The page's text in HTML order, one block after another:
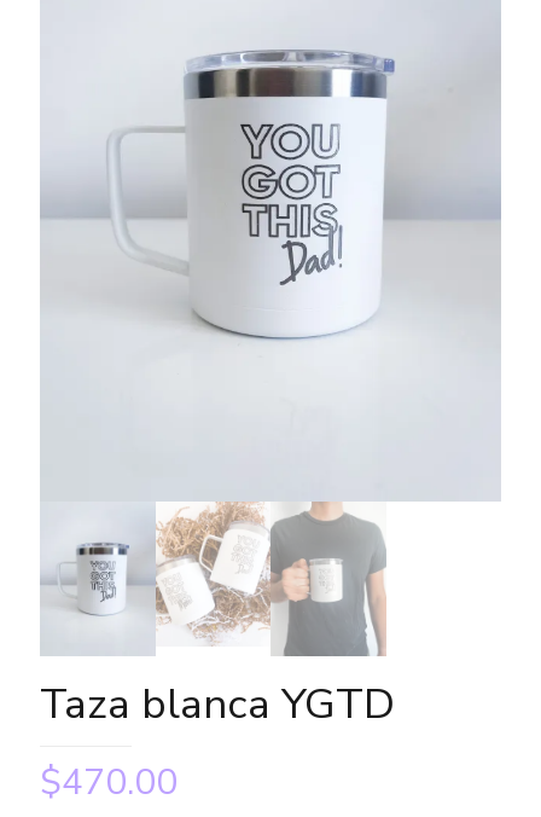
Taza blanca YGTD
$470.00